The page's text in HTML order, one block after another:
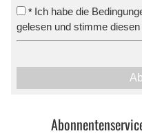
* Ich habe die
gelesen und stimme diesen